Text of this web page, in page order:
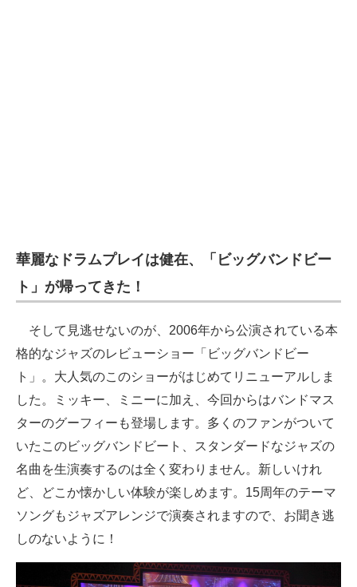
華麗なドラムプレイは健在、「ビッグバンドビー
ト」が帰ってきた！
そして見逃せないのが、2006年から公演されている本
格的なジャズのレビューショー「ビッグバンドビー
ト」。大人気のこのショーがはじめてリニューアルしま
した。ミッキー、ミニーに加え、今回からはバンドマス
ターのグーフィーも登場します。多くのファンがついて
いたこのビッグバンドビート、スタンダードなジャズの
名曲を生演奏するのは全く変わりません。新しいけれ
ど、どこか懐かしい体験が楽しめます。15周年のテーマ
ソングもジャズアレンジで演奏されますので、お聞き逃
しのないように！